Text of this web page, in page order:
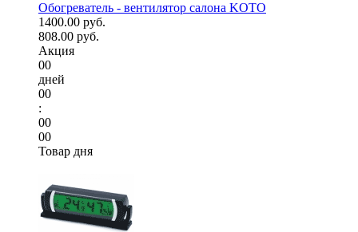
Обогреватель - вентилятор салона KOTO
1400.00 руб.
808.00 руб.
Акция
00
дней
00
:
00
00
Товар дня